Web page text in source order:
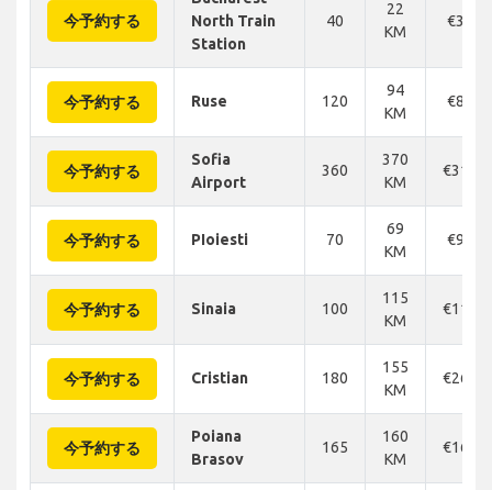
今予約する
North Train
Station
40
22
KM
€34
今予約する Ruse 120
94
KM
€87
今予約する
Sofia
Airport
360
370
KM
€312
今予約する PIoiesti 70
69
KM
€93
今予約する Sinaia 100
115
KM
€114
今予約する Cristian 180
155
KM
€266
今予約する
Poiana
Brasov
165
160
KM
€164